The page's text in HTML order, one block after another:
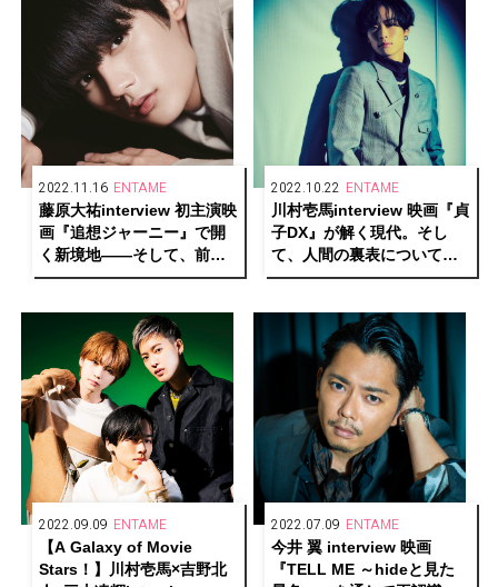
2022.11.16 ENTAME
藤原大祐interview 初主演映
画『追想ジャーニー』で開
く新境地――そして、前を
向き続けるエネルギーの源
2022.10.22 ENTAME
川村壱馬interview 映画『貞
子DX』が解く現代。そし
て、人間の裏表について思
うこと
2022.09.09 ENTAME
【A Galaxy of Movie
Stars！】川村壱馬×吉野北
2022.07.09 ENTAME
今井 翼 interview 映画
『TELL ME ～hideと見た